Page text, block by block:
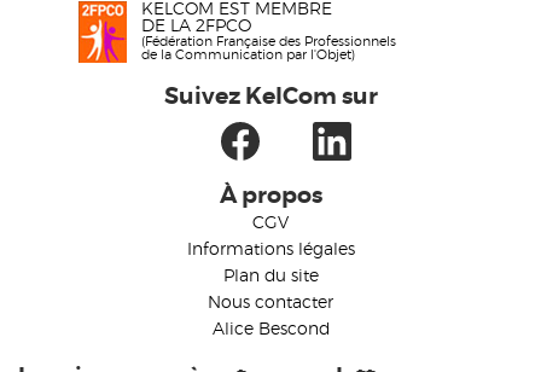
KELCOM EST MEMBRE
DE LA 2FPCO
(Fédération Française des Professionnels
de la Communication par l'Objet)
Suivez KelCom sur
À propos
CGV
Informations légales
Plan du site
Nous contacter
Alice Bescond